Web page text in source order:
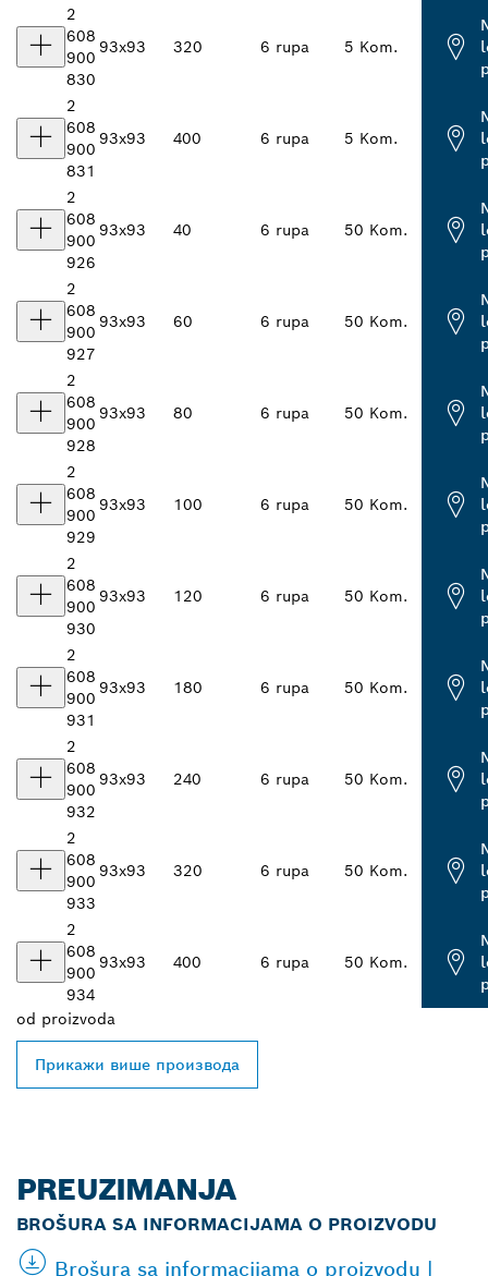
2
608
900
830
93x93 320 6 rupa 5 Kom.
2
608
900
831
93x93 400 6 rupa 5 Kom.
2
608
900
926
93x93 40 6 rupa 50 Kom.
2
608
900
927
93x93 60 6 rupa 50 Kom.
2
608
900
928
93x93 80 6 rupa 50 Kom.
2
608
900
929
93x93 100 6 rupa 50 Kom.
2
608
900
930
93x93 120 6 rupa 50 Kom.
2
608
900
931
93x93 180 6 rupa 50 Kom.
2
608
900
932
93x93 240 6 rupa 50 Kom.
2
608
900
933
93x93 320 6 rupa 50 Kom.
2
608
900
934
93x93 400 6 rupa 50 Kom.
od proizvoda
Прикажи више производа
PREUZIMANJA
BROŠURA SA INFORMACIJAMA O PROIZVODU
Brošura sa informacijama o proizvodu |